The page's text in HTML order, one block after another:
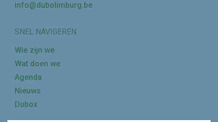
info@dubolimburg.be
SNEL NAVIGEREN
Wie zijn we
Wat doen we
Agenda
Nieuws
Dubox